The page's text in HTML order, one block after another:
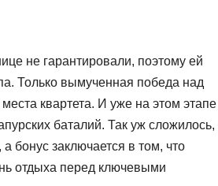
не гарантировали, поэтому ей
Только вымученная победа над
квартета. И уже на этом этапе
баталий. Так уж сложилось,
бонус заключается в том, что
отдыха перед ключевыми